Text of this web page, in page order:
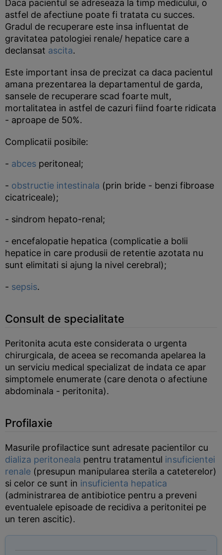
Daca pacientul se adreseaza la timp medicului, o
astfel de afectiune poate fi tratata cu succes.
Gradul de recuperare este insa influentat de
gravitatea patologiei renale/ hepatice care a
declansat ascita.
Este important insa de precizat ca daca pacientul
amana prezentarea la departamentul de garda,
sansele de recuperare scad foarte mult,
mortalitatea in astfel de cazuri fiind foarte ridicata
- aproape de 50%.
Complicatii posibile:
- abces peritoneal;
- obstructie intestinala (prin bride - benzi fibroase
cicatriceale);
- sindrom hepato-renal;
- encefalopatie hepatica (complicatie a bolii
hepatice in care produsii de retentie azotata nu
sunt elimitati si ajung la nivel cerebral);
- sepsis.
Consult de specialitate
Peritonita acuta este considerata o urgenta
chirurgicala, de aceea se recomanda apelarea la
un serviciu medical specializat de indata ce apar
simptomele enumerate (care denota o afectiune
abdominala - peritonita).
Profilaxie
Masurile profilactice sunt adresate pacientilor cu
dializa peritoneala pentru tratamentul insuficientei
renale (presupun manipularea sterila a cateterelor)
si celor ce sunt in insuficienta hepatica
(administrarea de antibiotice pentru a preveni
eventualele episoade de recidiva a peritonitei pe
un teren ascitic).